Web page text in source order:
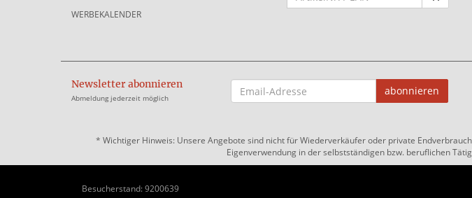
WERBEKALENDER
Newsletter abonnieren
Abmeldung jederzeit möglich
EMAIL-
ADRESSE
abonnieren
* Wichtiger Hinweis: Unsere Angebote sind nicht für Wiederverkäufer oder private
Eigenverwendung in der selbstständigen bzw. beruflichen
Besucherstand: 9200639